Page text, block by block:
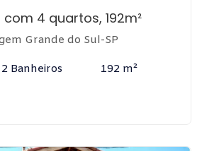
4 quartos, 192m²
Grande do Sul-SP
2 Banheiros 192 m²